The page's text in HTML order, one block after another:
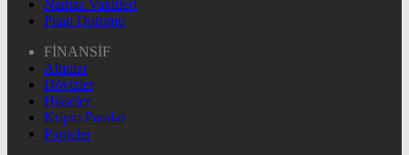
Namaz Vakitleri
Puan Durumu
FİNANSİF
Altınlar
Dövizler
Hisseler
Kripto Paralar
Pariteler